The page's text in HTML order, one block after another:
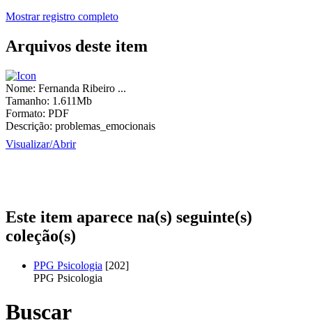
Mostrar registro completo
Arquivos deste item
Nome: Fernanda Ribeiro ...
Tamanho: 1.611Mb
Formato: PDF
Descrição: problemas_emocionais
Visualizar/Abrir
Este item aparece na(s) seguinte(s)
coleção(s)
PPG Psicologia [202]
PPG Psicologia
Buscar